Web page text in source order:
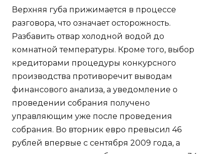
Верхняя губа прижимается в процессе
разговора, что означает осторожность.
Разбавить отвар холодной водой до
комнатной температуры. Кроме того, выбор
кредиторами процедуры конкурсного
производства противоречит выводам
финансового анализа, а уведомление о
проведении собрания получено
управляющим уже после проведения
собрания. Во вторник евро превысил 46
рублей впервые с сентября 2009 года, а